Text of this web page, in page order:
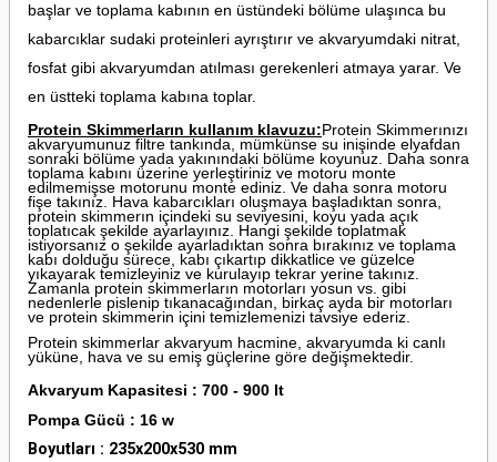
başlar ve toplama kabının en üstündeki bölüme ulaşınca bu
kabarcıklar sudaki proteinleri ayrıştırır ve akvaryumdaki nitrat,
fosfat gibi akvaryumdan atılması gerekenleri atmaya yarar. Ve
en üstteki toplama kabına toplar.
Protein Skimmerların kullanım klavuzu:Protein Skimmerınızı
akvaryumunuz filtre tankında, mümkünse su inişinde elyafdan
sonraki bölüme yada yakınındaki bölüme koyunuz. Daha sonra
toplama kabını üzerine yerleştiriniz ve motoru monte
edilmemişse motorunu monte ediniz. Ve daha sonra motoru
fişe takınız. Hava kabarcıkları oluşmaya başladıktan sonra,
protein skimmerın içindeki su seviyesini, koyu yada açık
toplatıcak şekilde ayarlayınız. Hangi şekilde toplatmak
istiyorsanız o şekilde ayarladıktan sonra bırakınız ve toplama
kabı dolduğu sürece, kabı çıkartıp dikkatlice ve güzelce
yıkayarak temizleyiniz ve kurulayıp tekrar yerine takınız.
Zamanla protein skimmerların motorları yosun vs. gibi
nedenlerle pislenip tıkanacağından, birkaç ayda bir motorları
ve protein skimmerin içini temizlemenizi tavsiye ederiz.
Protein skimmerlar akvaryum hacmine, akvaryumda ki canlı
yüküne, hava ve su emiş güçlerine göre değişmektedir.
Akvaryum Kapasitesi : 700 - 900 lt
Pompa Gücü : 16 w
Boyutları : 235x200x530 mm